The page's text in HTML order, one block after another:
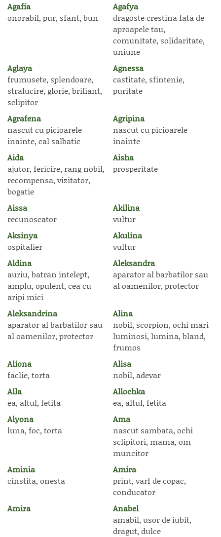
Agafia
onorabil, pur, sfant, bun
Agafya
dragoste crestina fata de
aproapele tau,
comunitate, solidaritate,
uniune
Aglaya
frumusete, splendoare,
stralucire, glorie, briliant,
sclipitor
Agnessa
castitate, sfintenie,
puritate
Agrafena
nascut cu picioarele
inainte, cal salbatic
Agripina
nascut cu picioarele
inainte
Aida
ajutor, fericire, rang nobil,
recompensa, vizitator,
bogatie
Aisha
prosperitate
Aissa
recunoscator
Akilina
vultur
Aksinya
ospitalier
Akulina
vultur
Aldina
auriu, batran intelept,
amplu, opulent, cea cu
aripi mici
Aleksandra
aparator al barbatilor sau
al oamenilor, protector
Aleksandrina
aparator al barbatilor sau
al oamenilor, protector
Alina
nobil, scorpion, ochi mari
luminosi, lumina, bland,
frumos
Aliona
faclie, torta
Alisa
nobil, adevar
Alla
ea, altul, fetita
Allochka
ea, altul, fetita
Alyona
luna, foc, torta
Ama
nascut sambata, ochi
sclipitori, mama, om
muncitor
Aminia
cinstita, onesta
Amira
print, varf de copac,
conducator
Amira
Anabel
amabil, usor de iubit,
dragut, dulce